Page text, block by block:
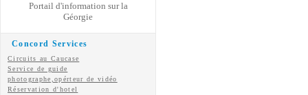
Portail d'information sur la
Géorgie
Concord Services
Circuits au Caucase
Service de guide
photographe,opérteur de vidéo
Réservation d'hotel